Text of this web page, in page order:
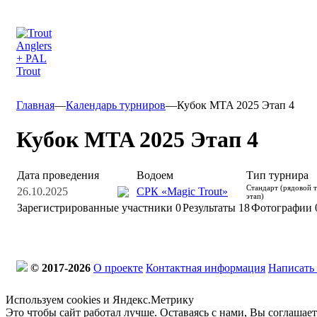
Главная—Календарь турниров—Кубок MTA 2025 Этап 4
Кубок MTA 2025 Этап 4
Дата проведения Водоем
Тип турнира
26.10.2025
СРК «Magic Trout»
Стандарт (рядовой
этап)
Зарегистрированные участники 0Результаты 18Фотографии
© 2017-2026 О проекте Контактная информация
Используем cookies и Яндекс.Метрику
Это чтобы сайт работал лучше. Оставаясь с нами, Вы